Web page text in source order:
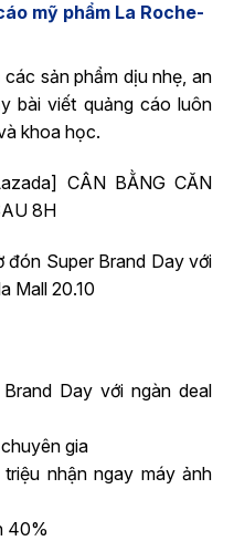
mỹ phẩm La Roche-
sản phẩm dịu nhẹ, an
bài viết quảng cáo luôn
khoa học.
CÂN BẰNG CĂN
8H
đón Super Brand Day với
Mall 20.10
Day với ngàn deal
gia
nhận ngay máy ảnh
40%